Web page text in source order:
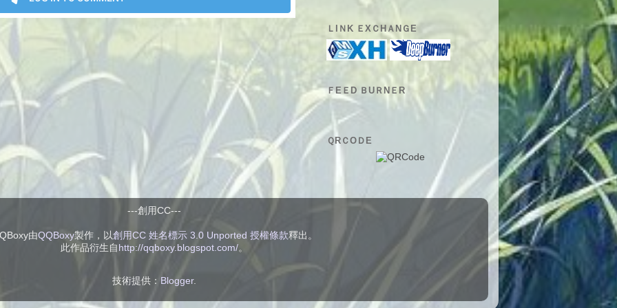
ＬIＮK ＥXＣHＡNＧE
ＦEＥD ＢUＲNＥR
ＱRＣOＤE
---創用CC---
由QQBoxy製作，以創用CC 姓名標示 3.0 Unported 授權條款釋出。
此作品衍生自 http://qqboxy.blogspot.com/。
技術提供： Blogger.